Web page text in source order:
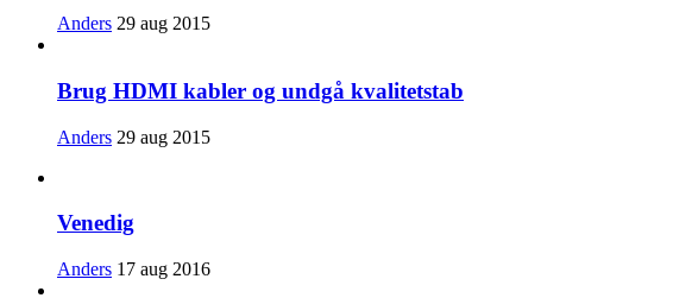
Anders 29 aug 2015
Brug HDMI kabler og undgå kvalitetstab
Anders 29 aug 2015
Venedig
Anders 17 aug 2016